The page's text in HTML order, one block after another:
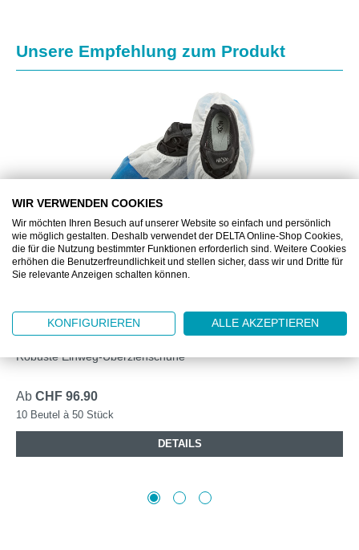
Produktgalerie überspringen
Unsere Empfehlung zum Produkt
DZ798941B
41 CM
Robuste Einweg-Überziehschuhe
Ab CHF 96.90
10 Beutel à 50 Stück
DETAILS
WIR VERWENDEN COOKIES
Wir möchten Ihren Besuch auf unserer Website so einfach und persönlich
wie möglich gestalten. Deshalb verwendet der DELTA Online-Shop Cookies,
die für die Nutzung bestimmter Funktionen erforderlich sind. Weitere Cookies
erhöhen die Benutzerfreundlichkeit und stellen sicher, dass wir und Dritte für
Sie relevante Anzeigen schalten können.
KONFIGURIEREN ALLE AKZEPTIEREN